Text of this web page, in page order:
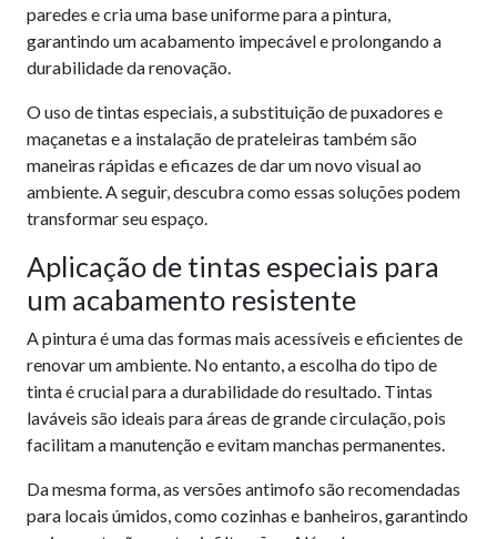
paredes e cria uma base uniforme para a pintura,
garantindo um acabamento impecável e prolongando a
durabilidade da renovação.
O uso de tintas especiais, a substituição de puxadores e
maçanetas e a instalação de prateleiras também são
maneiras rápidas e eficazes de dar um novo visual ao
ambiente. A seguir, descubra como essas soluções podem
transformar seu espaço.
Aplicação de tintas especiais para
um acabamento resistente
A pintura é uma das formas mais acessíveis e eficientes de
renovar um ambiente. No entanto, a escolha do tipo de
tinta é crucial para a durabilidade do resultado. Tintas
laváveis são ideais para áreas de grande circulação, pois
facilitam a manutenção e evitam manchas permanentes.
Da mesma forma, as versões antimofo são recomendadas
para locais úmidos, como cozinhas e banheiros, garantindo